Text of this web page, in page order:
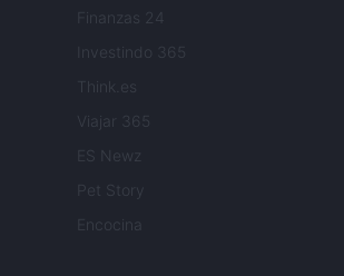
Finanzas 24
Investindo 365
Think.es
Viajar 365
ES Newz
Pet Story
Encocina